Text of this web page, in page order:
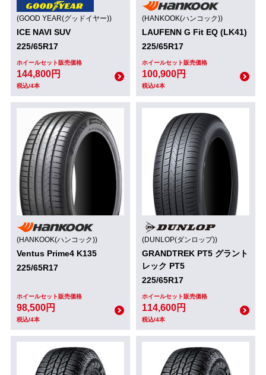
(GOOD YEAR(グッドイヤー))
ICE NAVI SUV
225/65R17
ホイールセット販売価格
144,800円
税込/4本
(HANKOOK(ハンコック))
LAUFENN G Fit EQ (LK41)
225/65R17
ホイールセット販売価格
100,900円
税込/4本
(HANKOOK(ハンコック))
Ventus Prime4 K135
225/65R17
ホイールセット販売価格
98,500円
税込/4本
(DUNLOP(ダンロップ))
GRANDTREK PT5 グラント
レック PT5
225/65R17
ホイールセット販売価格
114,600円
税込/4本